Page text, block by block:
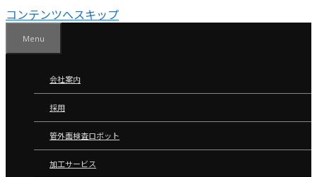
コンテンツへスキップ
Menu
会社案内
採用
管外面検査ロボット
加工サービス